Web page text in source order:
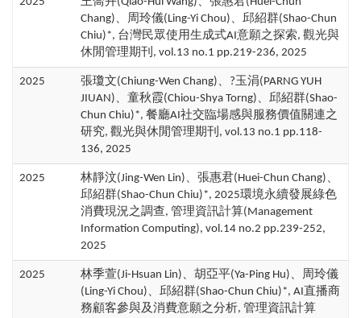
Chang)、周玲儀(Ling-Yi Chou)、邱紹群(Shao-Chun
Chiu)*, 台灣民眾使用生成式AI意願之探索, 觀光與
休閒管理期刊, vol.13 no.1 pp.219-236, 2025
2025
張瓊文(Chiung-Wen Chang)、?玉涓(PARNG YUH
JIUAN)、童秋霞(Chiou-Shya Torng)、邱紹群(Shao-
Chun Chiu)*, 餐廳AI社交臨場感與服務價值關連之
研究, 觀光與休閒管理期刊, vol.13 no.1 pp.118-
136, 2025
2025
林靜汶(Jing-Wen Lin)、張惠君(Huei-Chun Chang)、
邱紹群(Shao-Chun Chiu)*, 2025環境永續發展綠色
消費現況之調查, 管理資訊計算(Management
Information Computing), vol.14 no.2 pp.239-252,
2025
2025
林季萱(Ji-Hsuan Lin)、胡亞平(Ya-Ping Hu)、周玲儀
(Ling-Yi Chou)、邱紹群(Shao-Chun Chiu)*, AI直播商
務顧客參與及消費意願之分析, 管理資訊計算